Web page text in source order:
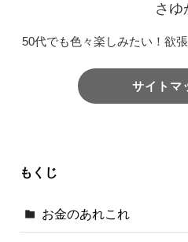
さゆ
50代でも色々楽しみたい！欲
サイトマ
もくじ
お金のあれこれ